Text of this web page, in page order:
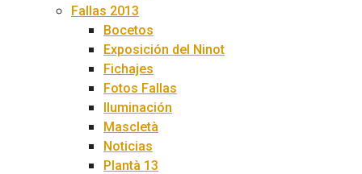
Fallas 2013
Bocetos
Exposición del Ninot
Fichajes
Fotos Fallas
Iluminación
Mascletà
Noticias
Plantà 13